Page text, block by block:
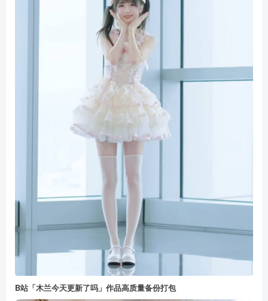
B站「木兰今天更新了吗」作品高质量备份打包